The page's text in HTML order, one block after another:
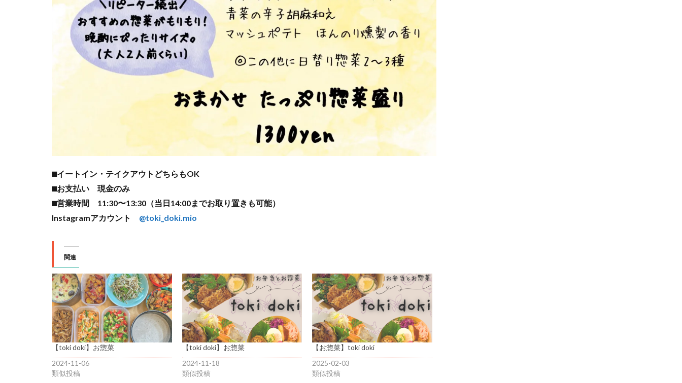
⬛︎イートイン・テイクアウトどちらもOK
⬛︎お支払い 現金のみ
⬛︎営業時間 11:30〜13:30（当日14:00までお取り置きも可能）
Instagramアカウント @toki_doki.mio
関連
【toki doki】お惣菜
2024-11-06
類似投稿
【toki doki】お惣菜
2024-11-18
類似投稿
【お惣菜】toki doki
2025-02-03
類似投稿